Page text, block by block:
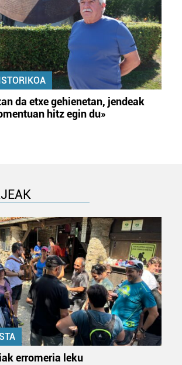
da etxe gehienetan, jendeak
hitz egin du»
erromeria leku